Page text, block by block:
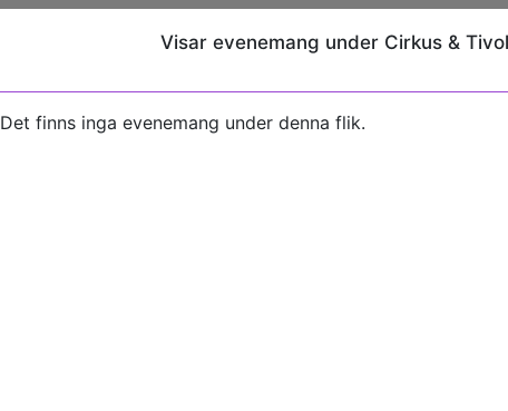
Visar evenemang under Cirkus &
Det finns inga evenemang under denna flik.